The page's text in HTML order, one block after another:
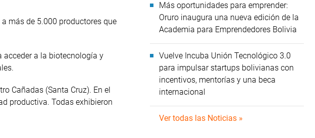
más de 5.000 productores que
acceder a la biotecnología y
Cañadas (Santa Cruz). En el
productiva. Todas exhibieron
Más oportunidades para emprender:
Oruro inaugura una nueva edición de la
Academia para Emprendedores Bolivia
Vuelve Incuba Unión Tecnológico 3.0
para impulsar startups bolivianas con
incentivos, mentorías y una beca
internacional
Ver todas las Noticias »